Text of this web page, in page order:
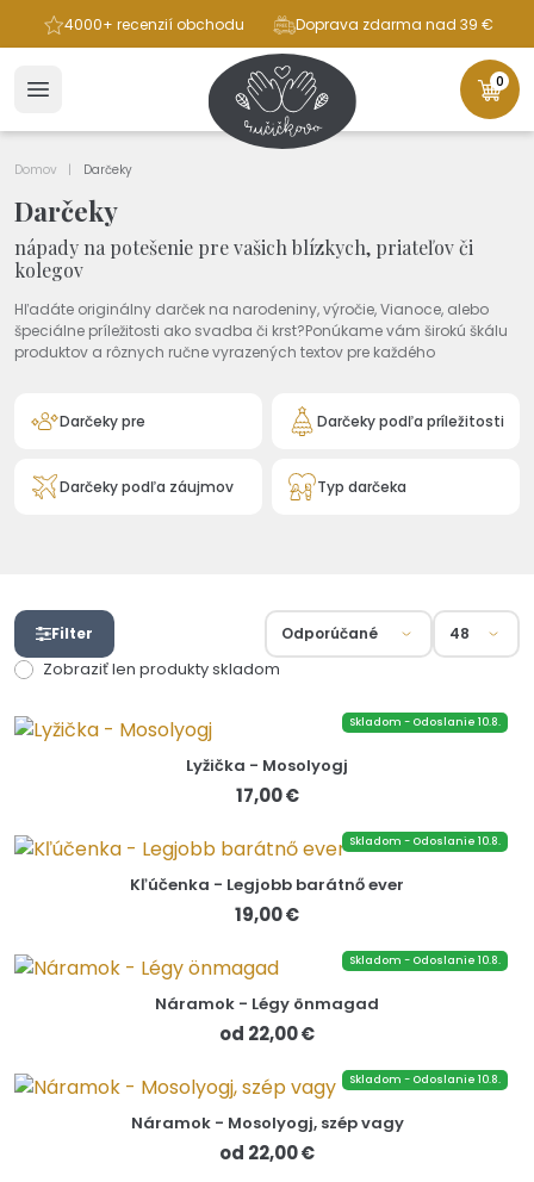
4000+ recenzií obchodu Doprava zdarma nad 39 €
0
Domov Darčeky
Darčeky
nápady na potešenie pre vašich blízkych, priateľov či
kolegov
Hľadáte originálny darček na narodeniny, výročie, Vianoce, alebo
špeciálne príležitosti ako svadba či krst?Ponúkame vám širokú škálu
produktov a rôznych ručne vyrazených textov pre každého
Darčeky pre Darčeky podľa príležitosti
Darčeky podľa záujmov Typ darčeka
Filter
Zobraziť len produkty skladom
Skladom - Odoslanie 10.8.
Lyžička - Mosolyogj
17,00 €
Skladom - Odoslanie 10.8.
Kľúčenka - Legjobb barátnő ever
19,00 €
Skladom - Odoslanie 10.8.
Náramok - Légy önmagad
od 22,00 €
Skladom - Odoslanie 10.8.
Náramok - Mosolyogj, szép vagy
od 22,00 €